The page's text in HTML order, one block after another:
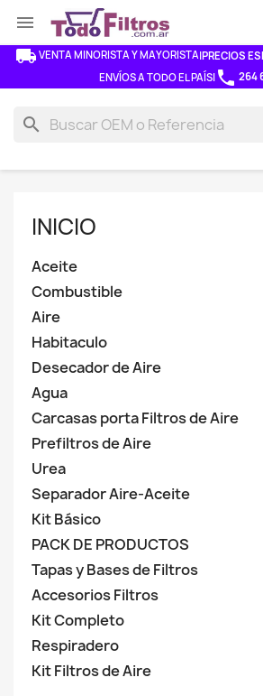

local_shipping VENTA MINORISTA Y MAYORISTA|PRECIOS
ENVÍOS A TODO EL PAÍS|phone 264
search
INICIO
Aceite
Combustible
Aire
Habitaculo
Desecador de Aire
Agua
Carcasas porta Filtros de Aire
Prefiltros de Aire
Urea
Separador Aire-Aceite
Kit Básico
PACK DE PRODUCTOS
Tapas y Bases de Filtros
Accesorios Filtros
Kit Completo
Respiradero
Kit Filtros de Aire